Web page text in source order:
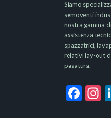
Siamo
semoventi
nostra gamma
assistenza
spazzatrici,
relativi lay-out
pesatura.